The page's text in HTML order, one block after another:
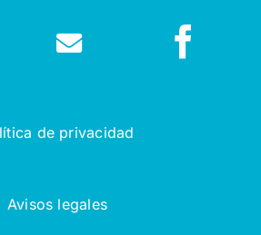
de privacidad
Avisos legales